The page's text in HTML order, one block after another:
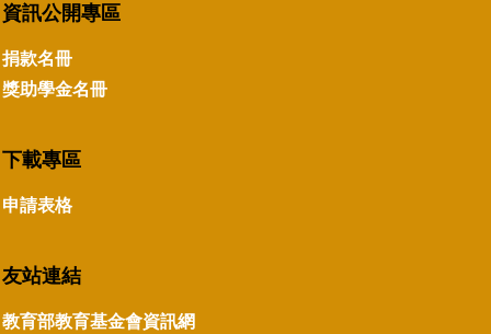
資訊公開專區
捐款名冊
獎助學金名冊
下載專區
申請表格
友站連結
教育部教育基金會資訊網